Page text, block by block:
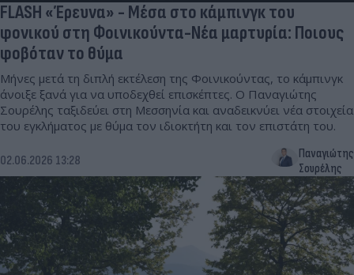
FLASH «Έρευνα» - Μέσα στο κάμπινγκ του
φονικού στη Φοινικούντα-Νέα μαρτυρία: Ποιους
φοβόταν το θύμα
Μήνες μετά τη διπλή εκτέλεση της Φοινικούντας, το κάμπινγκ
άνοιξε ξανά για να υποδεχθεί επισκέπτες. Ο Παναγιώτης
Σουρέλης ταξιδεύει στη Μεσσηνία και αναδεικνύει νέα στοιχεία
του εγκλήματος με θύμα τον ιδιοκτήτη και τον επιστάτη του.
02.06.2026 13:28
Παναγιώτης
Σουρέλης